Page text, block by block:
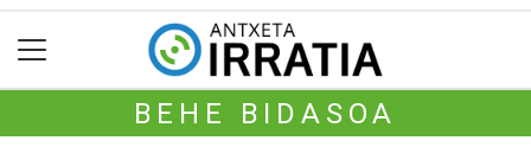
BEHE BIDASOA